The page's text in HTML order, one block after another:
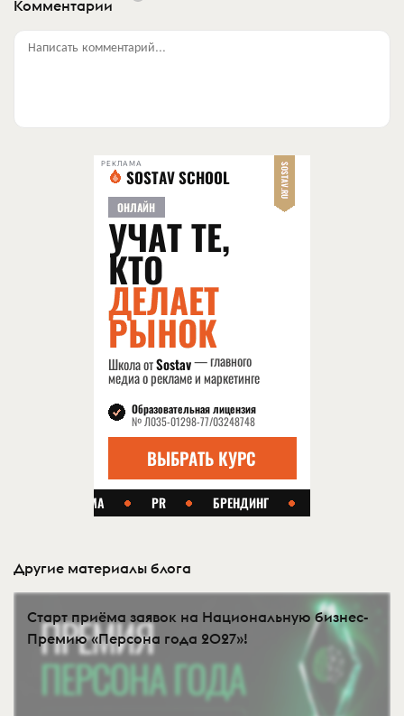
Комментарии
Написать комментарий...
РЕКЛАМА
Другие материалы блога
Старт приёма заявок на Национальную бизнес-
Премию «Персона года 2027»!